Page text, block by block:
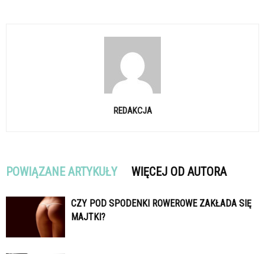
REDAKCJA
POWIĄZANE ARTYKUŁY WIĘCEJ OD AUTORA
CZY POD SPODENKI ROWEROWE ZAKŁADA SIĘ
MAJTKI?